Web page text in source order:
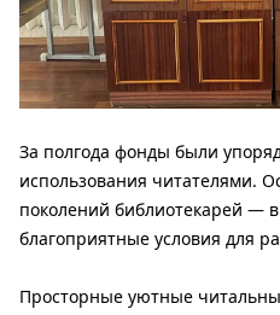
За полгода фонды были
использования читателями.
поколений библиотекарей —
благоприятные условия для
Просторные уютные